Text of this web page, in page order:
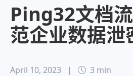
Ping32文档
范企业数据泄
April 10, 2023 | 3 min